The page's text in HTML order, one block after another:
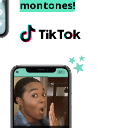
montones!